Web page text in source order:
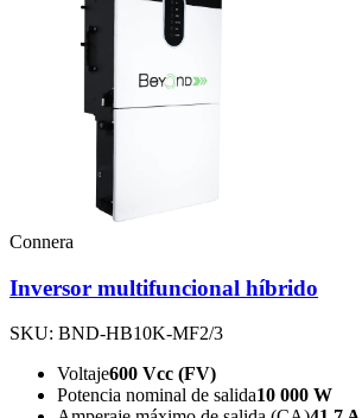
Connera
Inversor multifuncional híbrido
SKU: BND-HB10K-MF2/3
Voltaje600 Vcc (FV)
Potencia nominal de salida10 000 W